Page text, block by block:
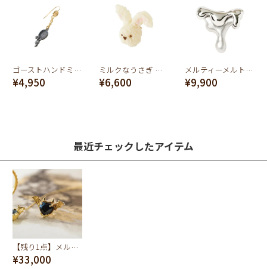
ゴーストハンドミラー ピアス
¥4,950
ミルクなうさぎ クッキーのカオ ピアス
¥6,600
メルティーメルト ピアス (シルバー×マットシルバー)
¥9,900
最近チェックしたアイテム
【残り1点】メルティー デビルハート ピアス
¥33,000